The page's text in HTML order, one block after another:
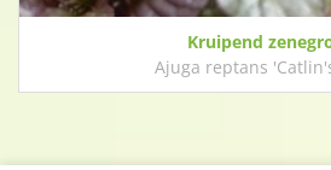
Kruipend
Ajuga reptans